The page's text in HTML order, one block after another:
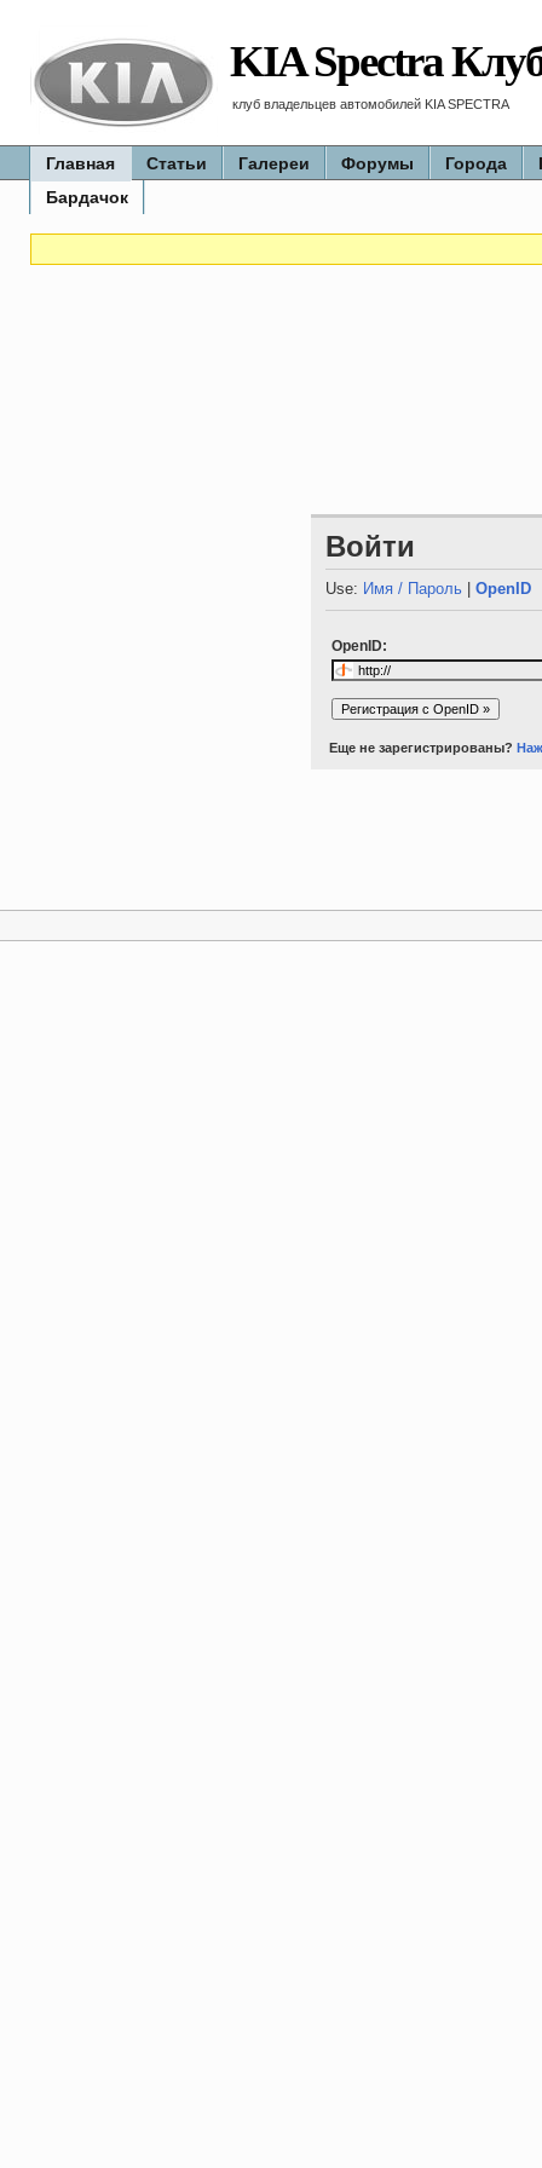
KIA Spectra
клуб владельцев автомобилей KIA SPECTRA
Главная Статьи Галереи Форумы Города
Бардачок
Войти
Use: Имя / Пароль |OpenID
OpenID:
Еще не зарегистрированы?